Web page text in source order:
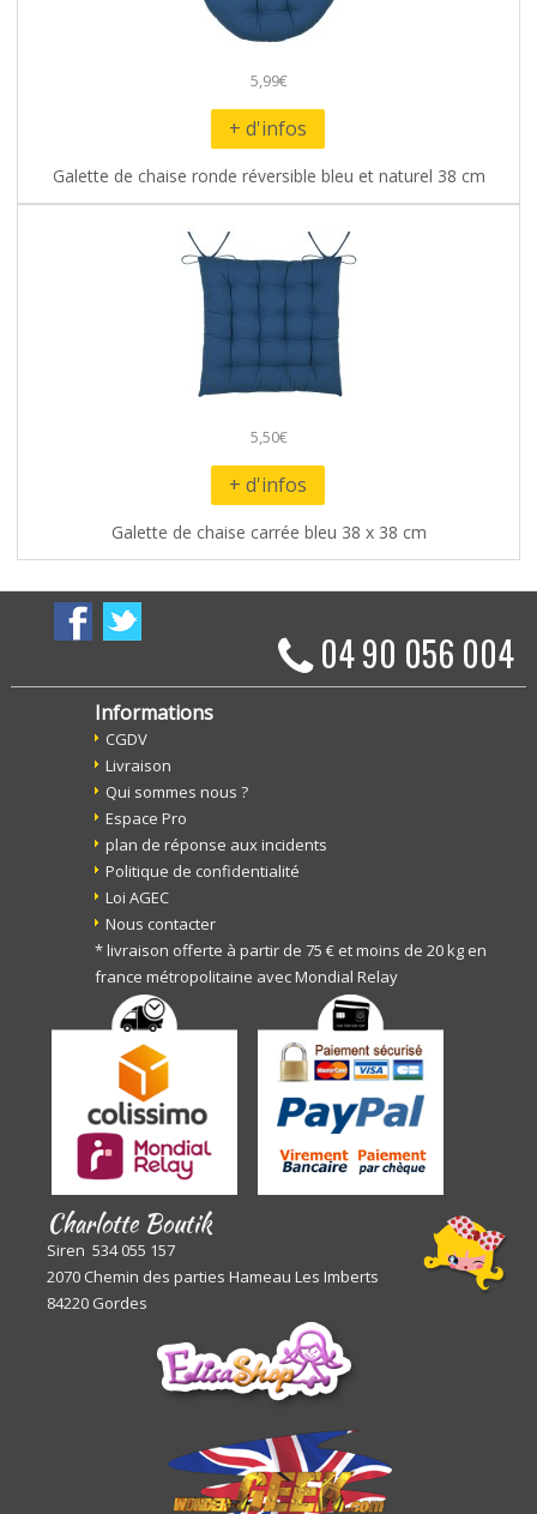
5,99€
+ d'infos
Galette de chaise ronde réversible bleu et naturel 38 cm
5,50€
+ d'infos
Galette de chaise carrée bleu 38 x 38 cm
04 90 056 004
Informations
CGDV
Livraison
Qui sommes nous ?
Espace Pro
plan de réponse aux incidents
Politique de confidentialité
Loi AGEC
Nous contacter
* livraison offerte à partir de 75 € et moins de 20 kg en
france métropolitaine avec Mondial Relay
Charlotte Boutik
Siren 534 055 157
2070 Chemin des parties Hameau Les Imberts
84220 Gordes